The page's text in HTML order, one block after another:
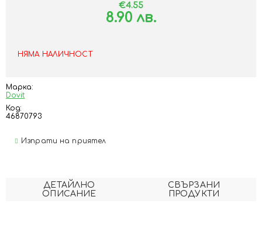
Марка:
Dovit
Код:
46870793
Изпрати на приятел
€4.55
8.90 лв.
НЯМА НАЛИЧНОСТ
ДЕТАЙЛНО
ОПИСАНИЕ
СВЪРЗАНИ
ПРОДУКТИ